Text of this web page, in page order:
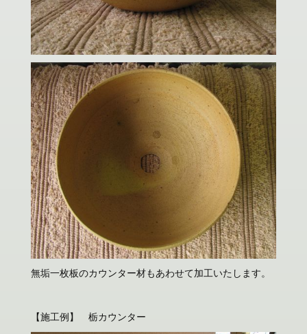
無垢一枚板のカウンター材もあわせて加工いたします。
【施工例】 栃カウンター